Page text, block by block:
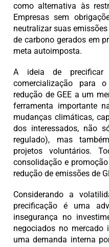
como alternativa às
Empresas sem
neutralizar suas
de carbono gerados em
meta autoimposta.
A ideia de precificar
comercialização para
redução de GEE a um
ferramenta importante
mudanças climáticas,
dos interessados, não
regulado), mas
projetos voluntários.
consolidação e
redução de emissões de
Considerando a
precificação é uma
insegurança no
negociados no
uma demanda interna